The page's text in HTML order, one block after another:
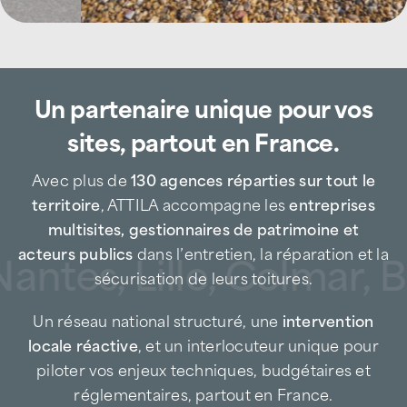
Égrève, l’agence ATTILA Grenoble Ouest
intervient auprès des
entreprises
industrielles, plateformes logistiques, sites
tertiaires et technologiques, commerces,
collectivités, gestionnaires de patrimoine et
particuliers.
Entreprise de couverture de proximité, nous
intervenons rapidement sur l’ouest de
l’agglomération grenobloise, en prévention
comme en urgence, afin de sécuriser les
bâtiments implantés le long des grands axes
routiers et autoroutiers, souvent exposés aux
intempéries et aux contraintes d’exploitation
Un partenaire unique pour vos
sites, partout en France.
Avec plus de130 agences réparties sur tout le
territoire, ATTILA accompagne les entreprises
multisites, gestionnaires de patrimoine et
acteurs publics
dans l’entretien, la réparation et la
Un réseau national structuré, une
intervention
locale réactive, et un interlocuteur unique pour
piloter vos enjeux techniques, budgétaires et
Lille, Colmar,